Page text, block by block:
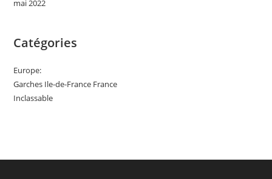
mai 2022
Catégories
Europe:
Garches Ile-de-France France
Inclassable